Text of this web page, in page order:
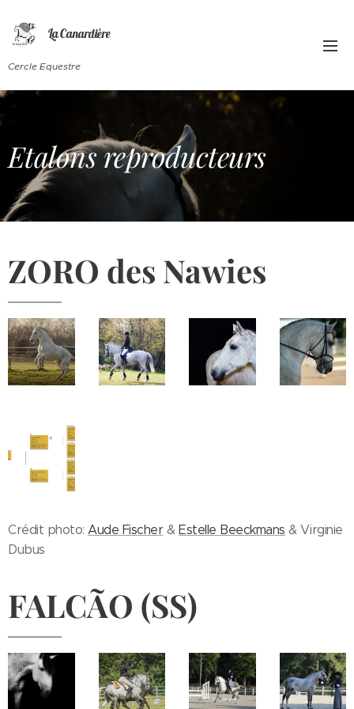
La Canardière
Cercle Equestre
Etalons reproducteurs
ZORO des Nawies
Crédit photo:Aude Fischer&Estelle Beeckmans & Virginie
Dubus
FALCÃO (SS)